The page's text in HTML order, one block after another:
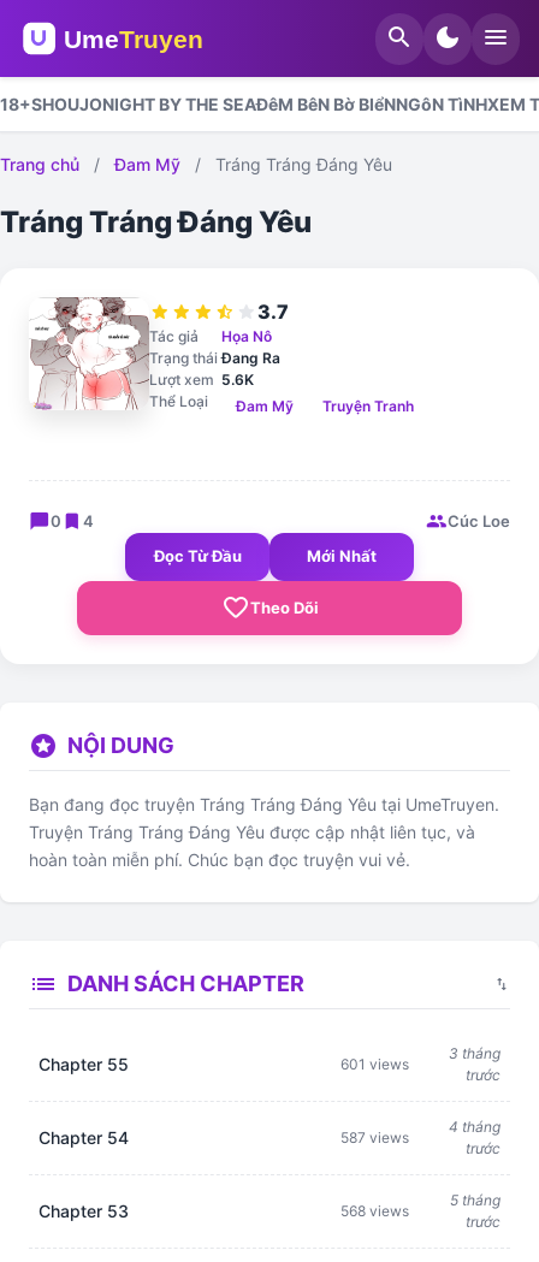
search dark_mode menu
18+SHOUJONIGHT BY THE SEAĐêM BêN Bờ BIểNNGôN TìNHXEM
Trang chủ / Đam Mỹ / Tráng Tráng Đáng Yêu
Tráng Tráng Đáng Yêu
star star star star_half star 3.7
Tác giả
Họa Nô
Trạng thái Đang Ra
Lượt xem 5.6K
Thể Loại
Đam Mỹ Truyện Tranh
chat_bubble0 bookmark 4 groupCúc Loe
Đọc Từ Đầu
Mới Nhất
favorite_borderTheo Dõi
stars NỘI DUNG
Bạn đang đọc truyện Tráng Tráng Đáng Yêu tại UmeTruyen.
Truyện Tráng Tráng Đáng Yêu được cập nhật liên tục, và
hoàn toàn miễn phí. Chúc bạn đọc truyện vui vẻ.
list DANH SÁCH CHAPTER swap_vert
Chapter 55 601 views
3 tháng
trước
Chapter 54 587 views
4 tháng
trước
Chapter 53 568 views
5 tháng
trước